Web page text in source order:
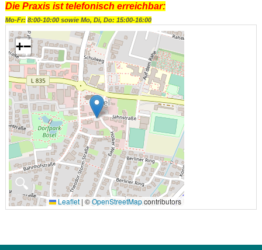
Die Praxis ist telefonisch erreichbar:
Mo-Fr: 8:00-10:00 sowie Mo, Di, Do: 15:00-16:00
🔍
+−
Leaflet | ©OpenStreetMapcontributors